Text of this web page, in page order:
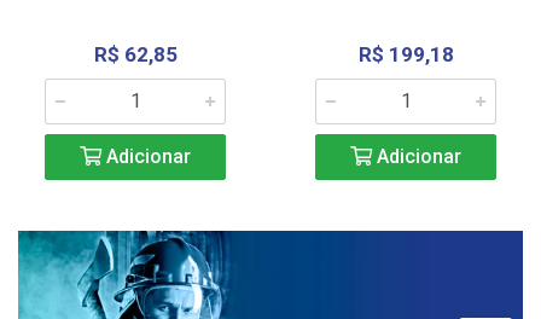
R$ 62,85
Adicionar
R$ 199,18
Adicionar